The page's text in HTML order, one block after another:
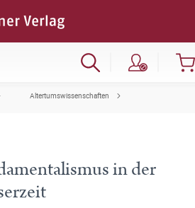
Altertumswissenschaften
in der